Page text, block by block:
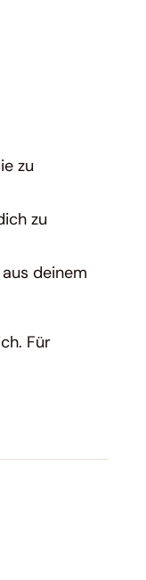
zu
zu
deinem
Für